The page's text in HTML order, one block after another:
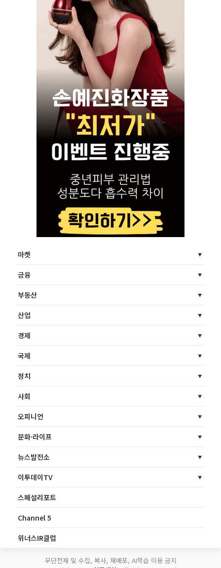
마켓
금융
부동산
산업
경제
국제
정치
사회
오피니언
문화·라이프
뉴스발전소
이투데이TV
스페셜리포트
Channel 5
위너스IR클럽
무단전재 및 수집, 복사, 재배포, AI학습 이용 금지